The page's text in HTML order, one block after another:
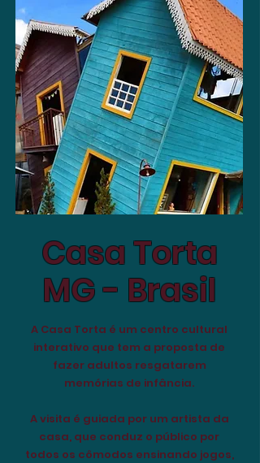
Casa Torta
MG - Brasil
A Casa Torta é um centro cultural
interativo que tem a proposta de
fazer adultos resgatarem
memórias de infância.
A visita é guiada por um artista da
casa, que conduz o público por
todos os cômodos ensinando jogos,